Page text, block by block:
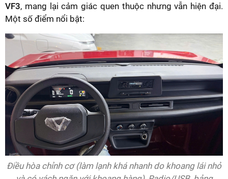
VF3, mang lại cảm giác quen thuộc nhưng vẫn hiện đại.
Một số điểm nổi bật:
Điều hòa chỉnh cơ (làm lạnh khá nhanh do khoang lái nhỏ